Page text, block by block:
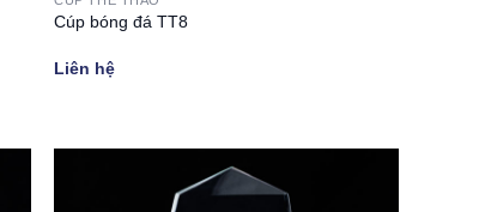
Cúp bóng đá TT8
Liên hệ